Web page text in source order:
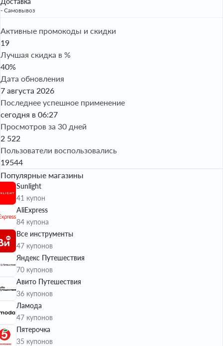
- Самовывоз
Активные промокоды и скидки
19
Лучшая скидка в %
40%
Дата обновления
7 августа 2026
Последнее успешное применение
сегодня в 06:27
Просмотров за 30 дней
2 522
Пользователи воспользовались
19544
Популярные магазины
Sunlight
41 купон
AliExpress
84 купона
Все инструменты
47 купонов
Яндекс Путешествия
70 купонов
Авито Путешествия
36 купонов
Ламода
47 купонов
Пятерочка
35 купонов